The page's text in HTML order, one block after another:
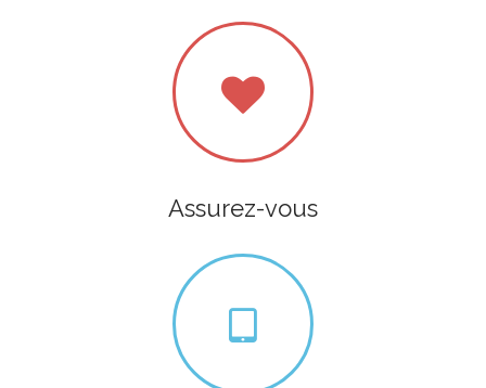
Assurez-vous